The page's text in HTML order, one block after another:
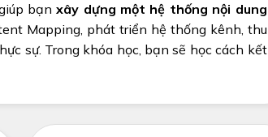
bạn xây dựng một hệ thống nội dung
Mapping, phát triển hệ thống kênh, thu
sự. Trong khóa học, bạn sẽ học cách kết